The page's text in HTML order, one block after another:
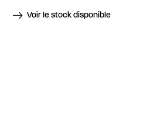
Voir le stock disponible